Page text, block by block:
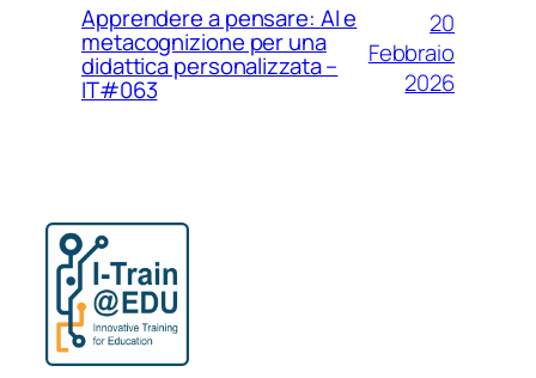
Apprendere a pensare: AI e
metacognizione per una
didattica personalizzata –
IT#063
20
Febbraio
2026